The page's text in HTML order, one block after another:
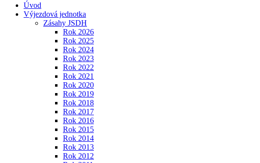
Úvod
Výjezdová jednotka
Zásahy JSDH
Rok 2026
Rok 2025
Rok 2024
Rok 2023
Rok 2022
Rok 2021
Rok 2020
Rok 2019
Rok 2018
Rok 2017
Rok 2016
Rok 2015
Rok 2014
Rok 2013
Rok 2012